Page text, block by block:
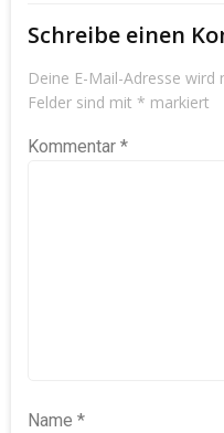
Schreibe einen
Deine E-Mail-Adresse
Felder sind mit * markiert
Kommentar *
Name *